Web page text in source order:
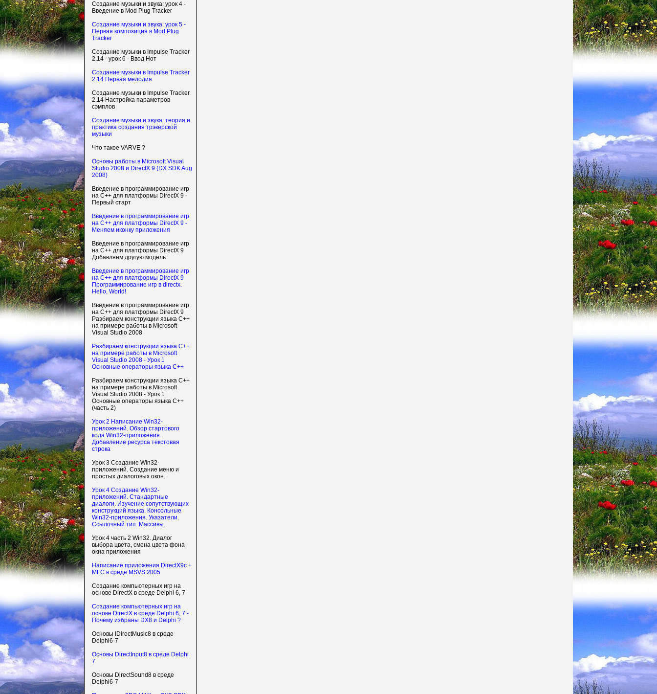
Создание музыки и звука: урок 4 -
Введение в Mod Plug Tracker
Создание музыки и звука: урок 5 -
Первая композиция в Mod Plug
Tracker
Создание музыки в Impulse Tracker
2.14 - урок 6 - Ввод Нот
Создание музыки в Impulse Tracker
2.14 Первая мелодия
Создание музыки в Impulse Tracker
2.14 Настройка параметров
сэмплов
Создание музыки и звука: теория и
практика создания трэкерской
музыки
Что такое VARVE ?
Основы работы в Microsoft Visual
Studio 2008 и DirectX 9 (DX SDK Aug
2008)
Введение в программирование игр
на С++ для платформы DirectX 9 -
Первый старт
Введение в программирование игр
на С++ для платформы DirectX 9 -
Меняем иконку приложения
Введение в программирование игр
на С++ для платформы DirectX 9
Добавляем другую модель
Введение в программирование игр
на С++ для платформы DirectX 9
Программирование игр в directx.
Hello, World!
Введение в программирование игр
на С++ для платформы DirectX 9
Разбираем конструкции языка C++
на примере работы в Microsoft
Visual Studio 2008
Разбираем конструкции языка C++
на примере работы в Microsoft
Visual Studio 2008 - Урок 1
Основные операторы языка C++
Разбираем конструкции языка C++
на примере работы в Microsoft
Visual Studio 2008 - Урок 1
Основные операторы языка C++
(часть 2)
Урок 2 Написание Win32-
приложений. Обзор стартового
кода Win32-приложения.
Добавление ресурса текстовая
строка
Урок 3 Создание Win32-
приложений. Создание меню и
простых диалоговых окон.
Урок 4 Создание Win32-
приложений. Стандартные
диалоги. Изучение сопутствующих
конструкций языка. Консольные
Win32-приложения. Указатели.
Ссылочный тип. Массивы.
Урок 4 часть 2 Win32. Диалог
выбора цвета, смена цвета фона
окна приложения
Написание приложения DirectX9c +
MFC в среде MSVS 2005
Создание компьютерных игр на
основе DirectX в среде Delphi 6, 7
Создание компьютерных игр на
основе DirectX в среде Delphi 6, 7 -
Почему избраны DX8 и Delphi ?
Основы IDirectMusic8 в среде
Delphi6-7
Основы DirectInput8 в среде Delphi
7
Основы DirectSound8 в среде
Delphi6-7